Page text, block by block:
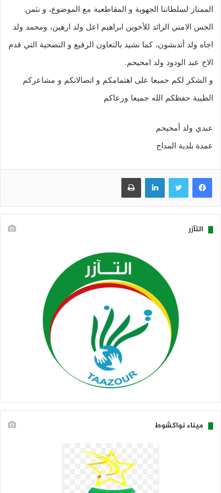
الممتاز لسلطاتنا الجهوية و المقاطعية مع الموضوع، و نثمن
الحس الامني الرائد للأخوين ابراهيم اعل ولد ارهين، ومحمد ولد
اجاه ولد أندبشون، كما نشيد بالتعاون الرفيع و التضحية التي قدم
الاخ عبد الودود ولد امحيحم.
و الشكر لكم جميعا على اهتمامكم و اتصالاتكم و مشاعركم
الطيبة حفظكم الله جميعا ورعاكم
عبدي ولد أمحيحم
عمدة بلدية المداح
فيسبوك تويتر لينكدإن طباعة
التآزر
ميناء نواكشوط